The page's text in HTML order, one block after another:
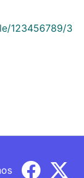
123456789/3